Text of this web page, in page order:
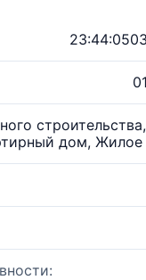
дом, Жилое